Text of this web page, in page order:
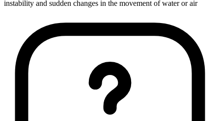
instability and sudden changes in the movement of water or air